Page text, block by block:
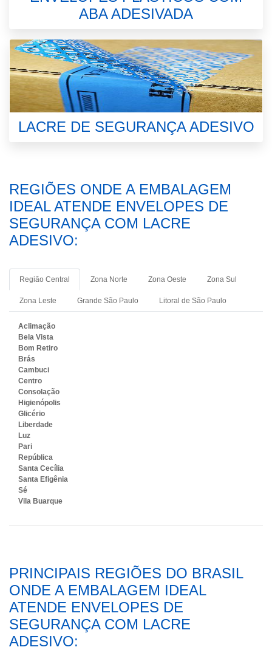
ABA ADESIVADA
LACRE DE SEGURANÇA ADESIVO
REGIÕES ONDE A EMBALAGEM
IDEAL ATENDE ENVELOPES DE
SEGURANÇA COM LACRE
ADESIVO:
Região Central Zona Norte Zona Oeste Zona Sul
Zona Leste Grande São Paulo Litoral de São Paulo
Aclimação
Bela Vista
Bom Retiro
Brás
Cambuci
Centro
Consolação
Higienópolis
Glicério
Liberdade
Luz
Pari
República
Santa Cecília
Santa Efigênia
Sé
Vila Buarque
PRINCIPAIS REGIÕES DO BRASIL
ONDE A EMBALAGEM IDEAL
ATENDE ENVELOPES DE
SEGURANÇA COM LACRE
ADESIVO: